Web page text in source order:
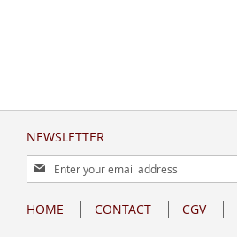
NEWSLETTER
Sign
Up
Our
HOME CONTACT CGV